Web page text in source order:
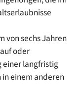
von sechs Jahren
oder
einer langfristig
einem anderen